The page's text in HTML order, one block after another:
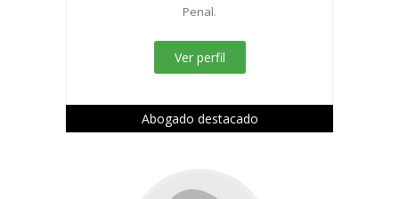
Penal.
Ver perfil
Abogado destacado